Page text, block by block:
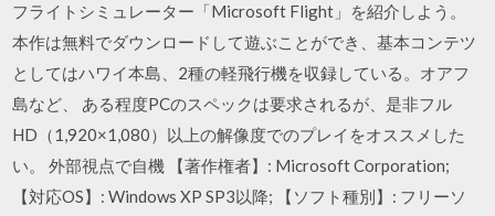
フライトシミュレーター「Microsoft Flight」を紹介しよう。
本作は無料でダウンロードして遊ぶことができ、基本コンテツ
としてはハワイ本島、2種の軽飛行機を収録している。オアフ
島など、 ある程度PCのスペックは要求されるが、是非フル
HD（1,920×1,080）以上の解像度でのプレイをオススメした
い。 外部視点で自機 【著作権者】: Microsoft Corporation;
【対応OS】: Windows XP SP3以降; 【ソフト種別】: フリーソ